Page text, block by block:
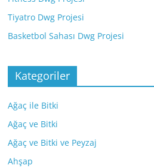
Tiyatro Dwg Projesi
Basketbol Sahası Dwg Projesi
Kategoriler
Ağaç ile Bitki
Ağaç ve Bitki
Ağaç ve Bitki ve Peyzaj
Ahşap